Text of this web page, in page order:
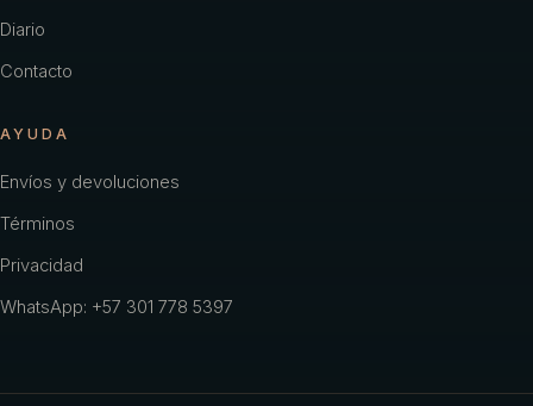
Diario
Contacto
AYUDA
Envíos y devoluciones
Términos
Privacidad
WhatsApp: +57 301 778 5397